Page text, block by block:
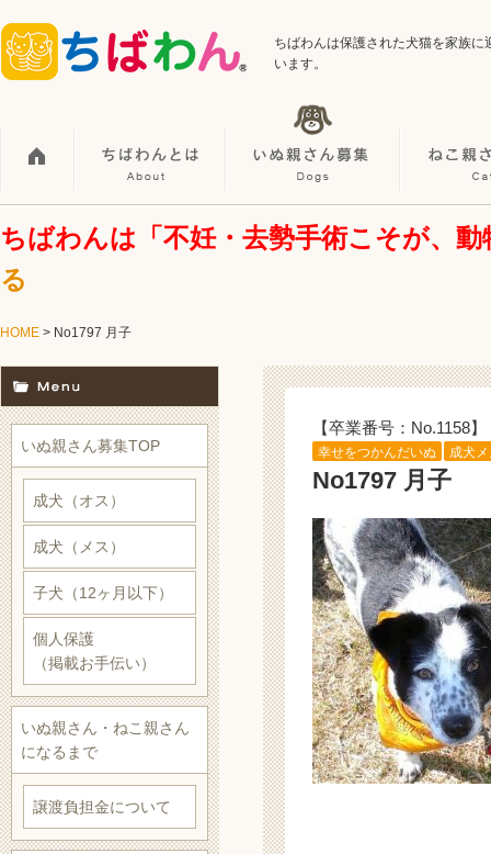
ちばわんは保護された犬猫を家族
います。
ちばわんは「不妊・去勢手術こそが、
る
HOME > No1797 月子
【卒業番号：No.1158】
幸せをつかんだいぬ 成犬
No1797 月子
いぬ親さん募集TOP
成犬（オス）
成犬（メス）
子犬（12ヶ月以下）
個人保護
（掲載お手伝い）
いぬ親さん・ねこ親さん
になるまで
譲渡負担金について